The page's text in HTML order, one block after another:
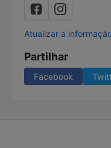
Atualizar a
Partilhar
Facebook